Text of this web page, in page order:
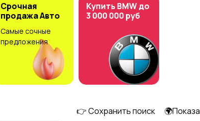
Начало карьеры Образование и
Срочная
продажа Авто
Самые сочные
предложения
Купить BMW до
3 000 000 руб
👉 Сохранить поиск